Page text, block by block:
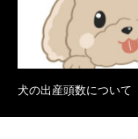
犬の出産頭数について